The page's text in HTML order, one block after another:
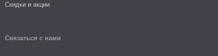
Скидки и акции
Связаться с нами